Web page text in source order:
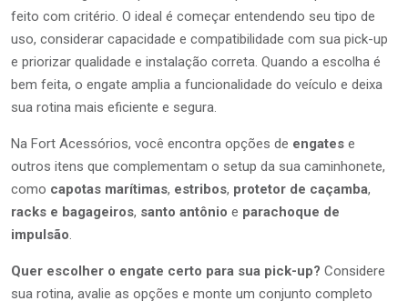
feito com critério. O ideal é começar entendendo seu tipo de
uso, considerar capacidade e compatibilidade com sua pick-up
e priorizar qualidade e instalação correta. Quando a escolha é
bem feita, o engate amplia a funcionalidade do veículo e deixa
sua rotina mais eficiente e segura.
Na Fort Acessórios, você encontra opções de engates e
outros itens que complementam o setup da sua caminhonete,
como capotas marítimas, estribos, protetor de caçamba,
racks e bagageiros, santo antônio e parachoque de
impulsão.
Quer escolher o engate certo para sua pick-up? Considere
sua rotina, avalie as opções e monte um conjunto completo